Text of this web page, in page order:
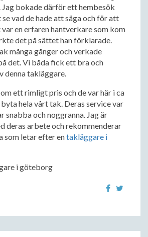
Jag bokade därför ett hembesök
vad de hade att säga och för att
en erfaren hantverkare som kom
det på sättet han förklarade.
många gånger och verkade
det. Vi båda fick ett bra och
denna takläggare.
ett rimligt pris och de var här i ca
hela vårt tak. Deras service var
snabba och noggranna. Jag är
deras arbete och rekommenderar
som letar efter entakläggare i